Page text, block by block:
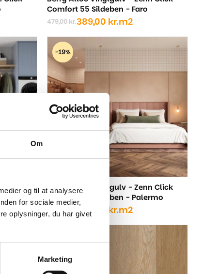
Om
og til at analysere
for sociale medier,
oplysninger, du har givet
Marketing
Comfort 55 Sildeben - Faro
479,00kr.
Den
oprindelige
pris
var:
479,00 kr..
389,00 kr.
Den
aktuelle
pris
er:
389,00 kr..
m2
Click
-19%
Berry Alloc Vinylgulv - Zenn Click
Comfort 55 Sildeben - Palermo
479,00
Den
var:
479,00 kr..
389,00 kr.
Den
er:
389,00 kr..
m2
-30%